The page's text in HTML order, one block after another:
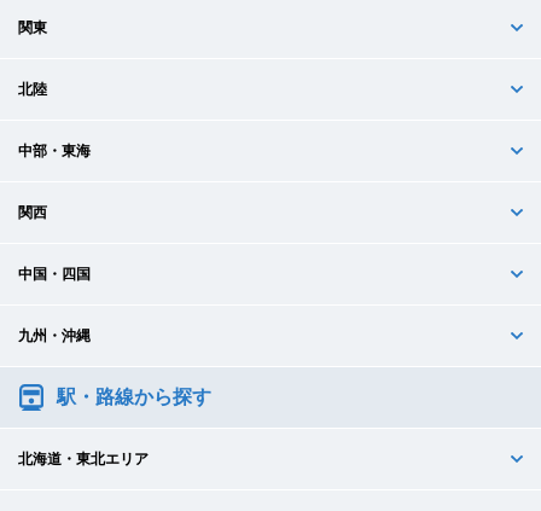
関東
北陸
中部・東海
関西
中国・四国
九州・沖縄
駅・路線から探す
北海道・東北エリア